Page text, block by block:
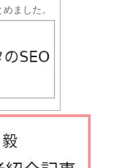
ました。